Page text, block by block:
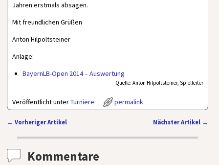
Jahren erstmals absagen.
Mit freundlichen Grüßen
Anton Hilpoltsteiner
Anlage:
BayernLB-Open 2014 – Auswertung
Quelle: Anton Hilpoltsteiner, Spielleiter
Veröffentlicht unterTurniere permalink
← Vorheriger Artikel Nächster Artikel →
Kommentare